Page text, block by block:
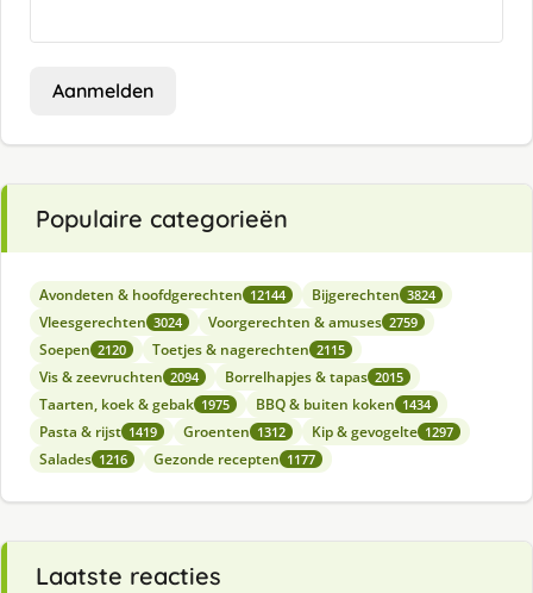
Aanmelden
Populaire categorieën
Avondeten & hoofdgerechten 12144 Bijgerechten 3824
Vleesgerechten 3024 Voorgerechten & amuses 2759
Soepen 2120 Toetjes & nagerechten 2115
Vis & zeevruchten 2094 Borrelhapjes & tapas 2015
Taarten, koek & gebak 1975 BBQ & buiten koken 1434
Pasta & rijst 1419 Groenten 1312 Kip & gevogelte 1297
Salades 1216 Gezonde recepten 1177
Laatste reacties